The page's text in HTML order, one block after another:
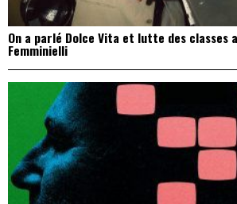
On a parlé Dolce Vita et lutte des classes
Femminielli